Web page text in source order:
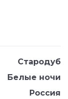
Стародуб
Белые ночи
Россия